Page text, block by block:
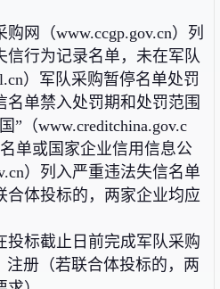
购网（www.ccgp.gov.cn）列
信行为记录名单，未在军队
）军队采购暂停名单处罚
名单禁入处罚期和处罚范围
”（www.creditchina.gov.c
单或国家企业信用信息公
）列入严重违法失信名单
合体投标的，两家企业均应
投标截止日前完成军队采购
注册（若联合体投标的，两